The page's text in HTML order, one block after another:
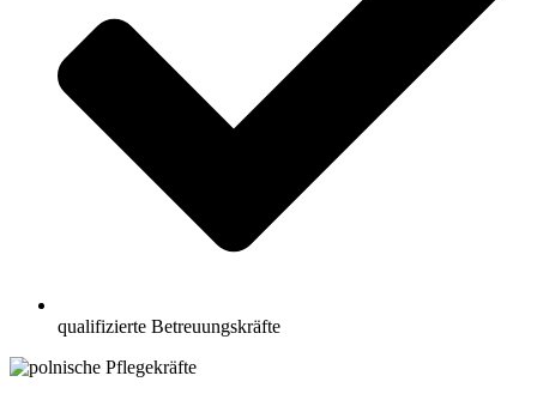
qualifizierte Betreuungskräfte